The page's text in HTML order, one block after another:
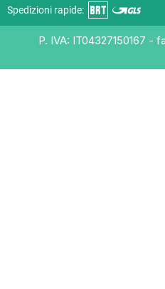
Spedizioni rapide:
P. IVA: IT04327150167 -